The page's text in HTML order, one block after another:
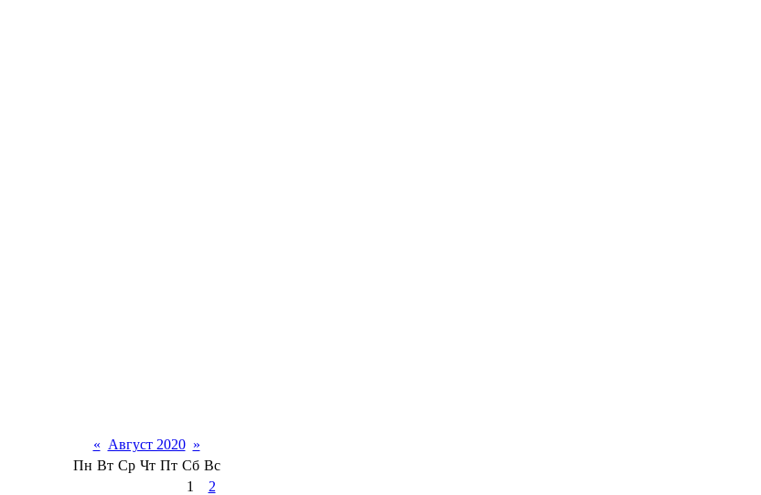
« Август 2020 »
Пн Вт Ср Чт Пт Сб Вс
1
2